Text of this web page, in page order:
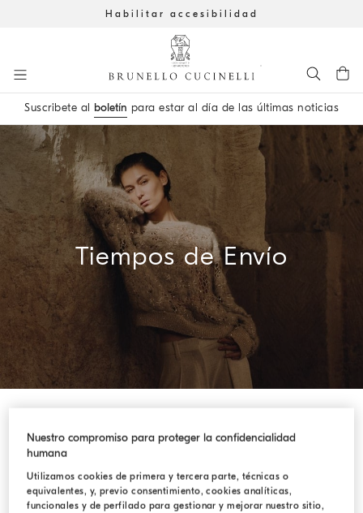
Habilitar accesibilidad
Suscribete al boletín para estar al día de las últimas noticias
inicio del contenido principal
Tiempos de Envío
Tiempos y Costos de Envío
Nuestro compromiso para proteger la confidencialidad
humana
Utilizamos cookies de primera y tercera parte, técnicas o
equivalentes, y, previo consentimiento, cookies analíticas,
funcionales y de perfilado para gestionar y mejorar nuestro sitio,